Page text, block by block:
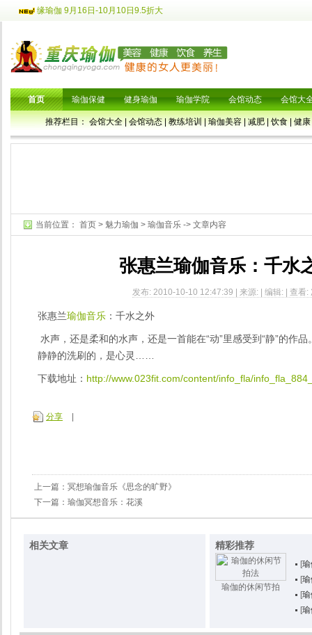
缘瑜伽 9月16日-10月10日9.5折大
首页
推荐栏目：会馆大全|会馆动态|教练培训|瑜伽美容|减肥|饮食|健康
瑜伽保健 健身瑜伽 瑜伽学院 会馆动态 会馆大
当前位置： 首页 > 魅力瑜伽 > 瑜伽音乐 -> 文章内容
张惠兰瑜伽音乐：千水
发布: 2010-10-10 12:47:39 | 来源: | 编辑: | 查看:
张惠兰瑜伽音乐 ：千水之外
水声，还是柔和的水声，还是一首能在“动”里感受到“静”的作
静静的洗刷的，是心灵……
下载地址： http://www.023fit.com/content/info_fla/
分享
上一篇： 冥想瑜伽音乐《思念的旷野》
下一篇： 瑜伽冥想音乐：花溪
相关文章 精彩推荐
瑜伽的休闲节拍
[
[
[
[